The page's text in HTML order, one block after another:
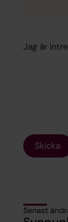
Jag är
Skicka
Senast